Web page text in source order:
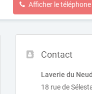
Afficher le téléphone
Contact
Laverie du
18 rue de